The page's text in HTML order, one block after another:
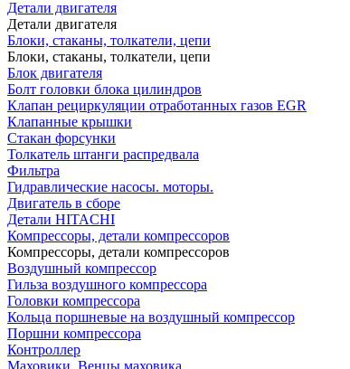
Детали двигателя
Детали двигателя
Блоки, стаканы, толкатели, цепи
Блоки, стаканы, толкатели, цепи
Блок двигателя
Болт головки блока цилиндров
Клапан рециркуляции отработанных газов EGR
Клапанные крышки
Стакан форсунки
Толкатель штанги распредвала
Фильтра
Гидравлические насосы. моторы.
Двигатель в сборе
Детали HITACHI
Компрессоры, детали компрессоров
Компрессоры, детали компрессоров
Воздушный компрессор
Гильза воздушного компрессора
Головки компрессора
Кольца поршневые на воздушный компрессор
Поршни компрессора
Контроллер
Маховики. Венцы маховика.